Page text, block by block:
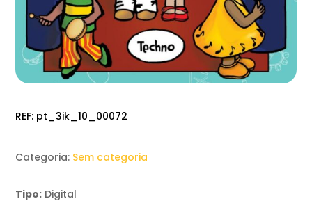
REF: pt_3ik_10_00072
Categoria: Sem categoria
Tipo: Digital